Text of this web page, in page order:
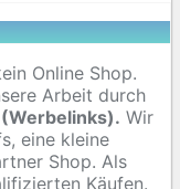
Online Shop.
Arbeit durch
Wir
eine kleine
Shop. Als
Käufen.